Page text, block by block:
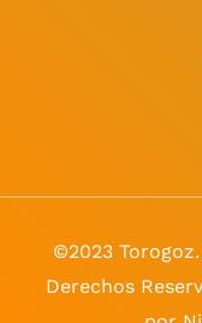
©2023
Derechos